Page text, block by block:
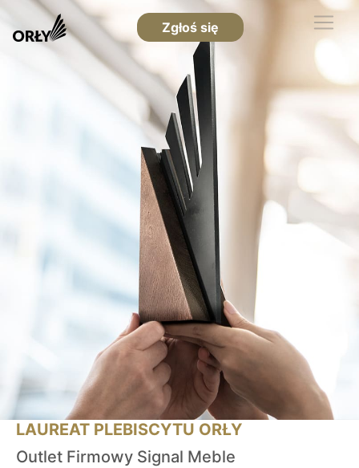
Zgłoś się
LAUREAT PLEBISCYTU ORŁY
Outlet Firmowy Signal Meble